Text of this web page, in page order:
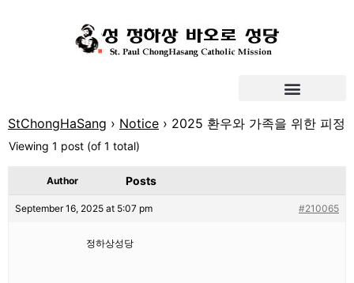
StChongHaSang › Notice › 2025 환우와 가족을 위한 피정
Viewing 1 post (of 1 total)
Author Posts
September 16, 2025 at 5:07 pm #210065
정하상성당